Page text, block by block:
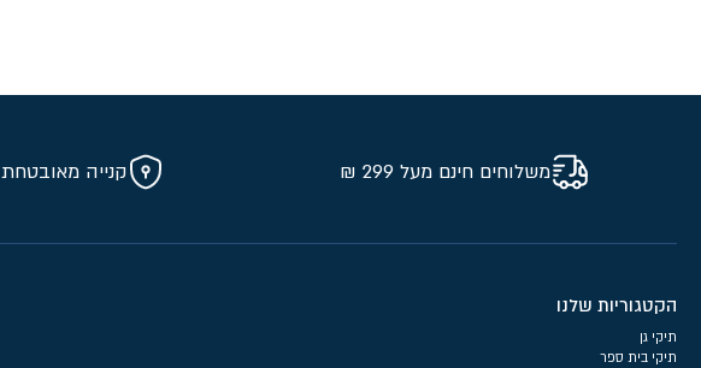
משלוחים חינם מעל 299 ₪ קנייה מאובטחת
הקטגוריות שלנו
תיקי גן
תיקי בית ספר